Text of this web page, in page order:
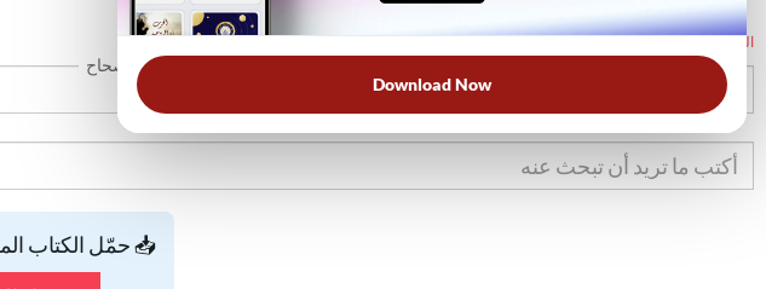
Download Now
الرئيسية
الإصحاح
📥 حمّل الكتاب